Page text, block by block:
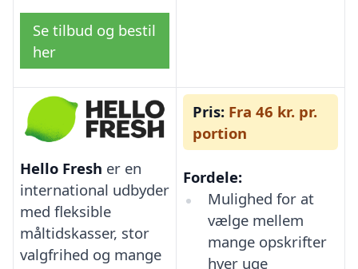
Se tilbud og bestil
her
Hello Fresh er en
international udbyder
med fleksible
måltidskasser, stor
valgfrihed og mange
Pris: Fra 46 kr. pr.
portion
Fordele:
Mulighed for at
vælge mellem
mange opskrifter
hver uge